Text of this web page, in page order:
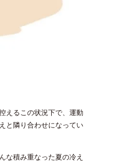
えるこの状況下で、運動
と隣り合わせになってい
な積み重なった夏の冷え